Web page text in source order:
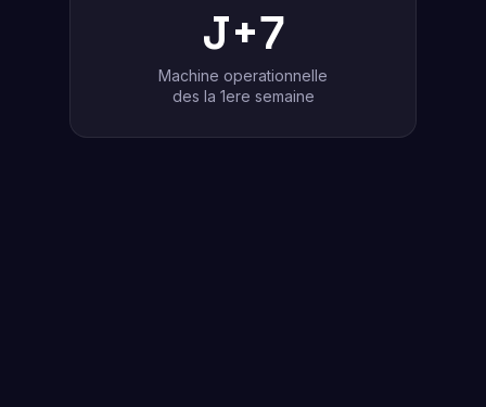
J+7
Machine operationnelle
des la 1ere semaine